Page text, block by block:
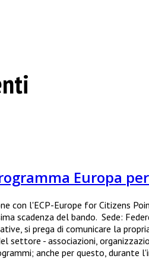
Europa
con l'ECP-Europe for Citizens
scadenza del bando. Sede:
si prega di comunicare la
settore - associazioni,
anche per questo, durante